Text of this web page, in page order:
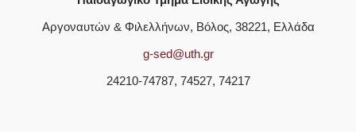
Αργοναυτών & Φιλελλήνων, Βόλος, 38221, Ελλάδα
g-sed@uth.gr
24210-74787, 74527, 74217